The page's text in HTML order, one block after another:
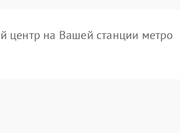
центр на Вашей станции метро